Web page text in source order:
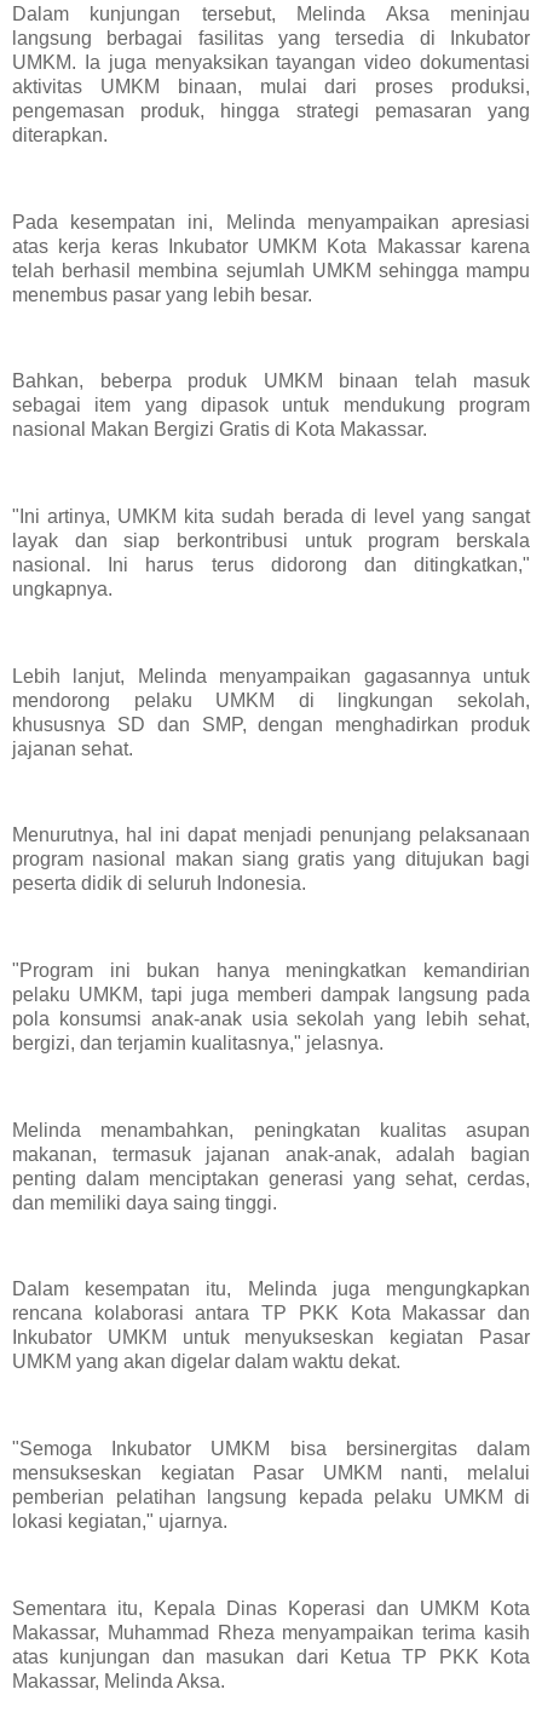
Dalam kunjungan tersebut, Melinda Aksa meninjau
langsung berbagai fasilitas yang tersedia di Inkubator
UMKM. Ia juga menyaksikan tayangan video dokumentasi
aktivitas UMKM binaan, mulai dari proses produksi,
pengemasan produk, hingga strategi pemasaran yang
diterapkan.
Pada kesempatan ini, Melinda menyampaikan apresiasi
atas kerja keras Inkubator UMKM Kota Makassar karena
telah berhasil membina sejumlah UMKM sehingga mampu
menembus pasar yang lebih besar.
Bahkan, beberpa produk UMKM binaan telah masuk
sebagai item yang dipasok untuk mendukung program
nasional Makan Bergizi Gratis di Kota Makassar.
"Ini artinya, UMKM kita sudah berada di level yang sangat
layak dan siap berkontribusi untuk program berskala
nasional. Ini harus terus didorong dan ditingkatkan,"
ungkapnya.
Lebih lanjut, Melinda menyampaikan gagasannya untuk
mendorong pelaku UMKM di lingkungan sekolah,
khususnya SD dan SMP, dengan menghadirkan produk
jajanan sehat.
Menurutnya, hal ini dapat menjadi penunjang pelaksanaan
program nasional makan siang gratis yang ditujukan bagi
peserta didik di seluruh Indonesia.
"Program ini bukan hanya meningkatkan kemandirian
pelaku UMKM, tapi juga memberi dampak langsung pada
pola konsumsi anak-anak usia sekolah yang lebih sehat,
bergizi, dan terjamin kualitasnya," jelasnya.
Melinda menambahkan, peningkatan kualitas asupan
makanan, termasuk jajanan anak-anak, adalah bagian
penting dalam menciptakan generasi yang sehat, cerdas,
dan memiliki daya saing tinggi.
Dalam kesempatan itu, Melinda juga mengungkapkan
rencana kolaborasi antara TP PKK Kota Makassar dan
Inkubator UMKM untuk menyukseskan kegiatan Pasar
UMKM yang akan digelar dalam waktu dekat.
"Semoga Inkubator UMKM bisa bersinergitas dalam
mensukseskan kegiatan Pasar UMKM nanti, melalui
pemberian pelatihan langsung kepada pelaku UMKM di
lokasi kegiatan," ujarnya.
Sementara itu, Kepala Dinas Koperasi dan UMKM Kota
Makassar, Muhammad Rheza menyampaikan terima kasih
atas kunjungan dan masukan dari Ketua TP PKK Kota
Makassar, Melinda Aksa.